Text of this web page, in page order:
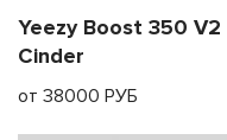
Yeezy Boost 350 V2
Cinder
от 38000 РУБ